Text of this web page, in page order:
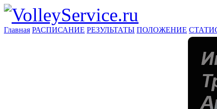
Главная РАСПИСАНИЕ РЕЗУЛЬТАТЫ ПОЛОЖЕНИЕ